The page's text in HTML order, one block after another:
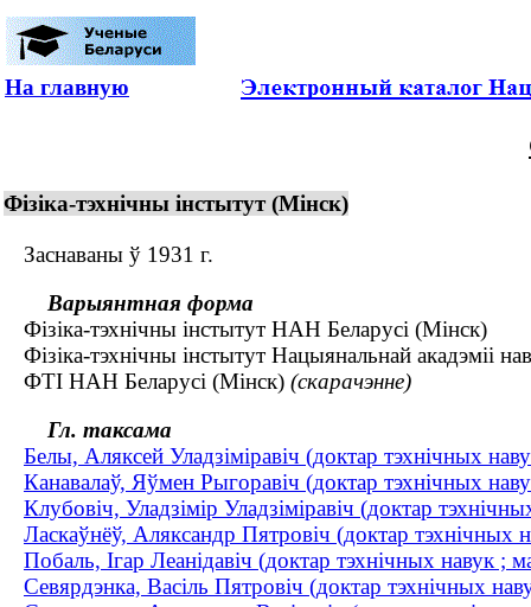
На главную
Фізіка-тэхнічны інстытут (Мінск)
Заснаваны ў 1931 г.
Варыянтная форма
Фізіка-тэхнічны інстытут НАН Беларусі (Мінск)
Фізіка-тэхнічны інстытут Нацыянальнай акадэміі
ФТІ НАН Беларусі (Мінск) (скарачэнне)
Гл. таксама
Белы, Аляксей Уладзіміравіч (доктар тэхнічных
Канавалаў, Яўмен Рыгоравіч (доктар тэхнічных
Клубовіч, Уладзімір Уладзіміравіч (доктар
Ласкаўнёў, Аляксандр Пятровіч (доктар тэхнічных
Побаль, Ігар Леанідавіч (доктар тэхнічных навук ;
Севярдэнка, Васіль Пятровіч (доктар тэхнічных